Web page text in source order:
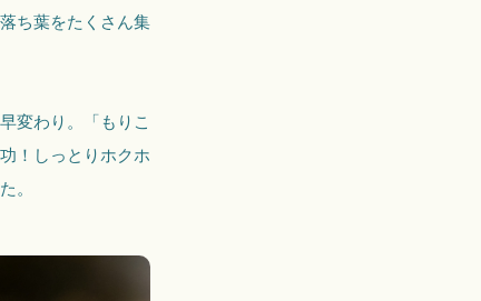
ち葉をたくさん集
変わり。「もりこ
！しっとりホクホ
。